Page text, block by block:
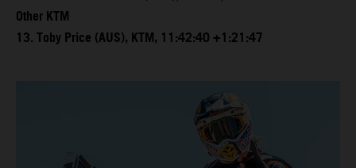
Other KTM
13. Toby Price (AUS), KTM, 11:42:40 +1:21:47